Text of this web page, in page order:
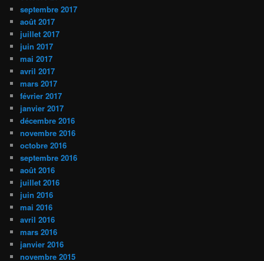
septembre 2017
août 2017
juillet 2017
juin 2017
mai 2017
avril 2017
mars 2017
février 2017
janvier 2017
décembre 2016
novembre 2016
octobre 2016
septembre 2016
août 2016
juillet 2016
juin 2016
mai 2016
avril 2016
mars 2016
janvier 2016
novembre 2015